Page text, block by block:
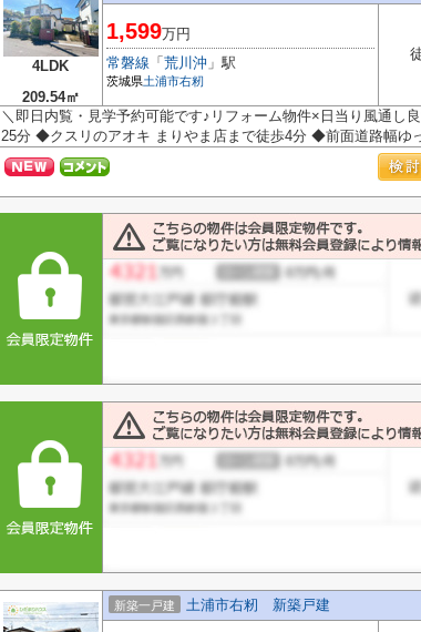
4LDK
209.54㎡
1,599万円
常磐線 「 荒川沖 」駅
茨城県土浦市右籾
＼即日内覧・見学予約可能です♪リフォーム物件×日当り風通し
25分 ◆クスリのアオキ まりやま店まで徒歩4分 ◆前面道路幅ゆ
新築一戸建 土浦市右籾 新築戸建